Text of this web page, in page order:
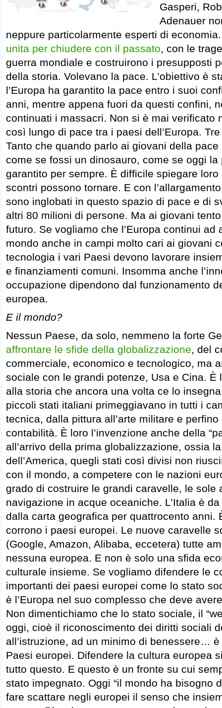
Gasperi,
Adenauer
neppure particolarmente esperti di
unita per chiudere con il passato, con le
guerra mondiale e costruirono i presupposti
della storia. Volevano la pace. L’obiettivo è
l’Europa ha garantito la pace entro i suoi
anni, mentre appena fuori da questi confini,
continuati i massacri. Non si è mai verificato
così lungo di pace tra i paesi dell’Europa.
Tanto che quando parlo ai giovani della
come se fossi un dinosauro, come se oggi
garantito per sempre. È difficile spiegare
scontri possono tornare. E con
sono inglobati in questo spazio di pace e di
altri 80 milioni di persone. Ma ai giovani
futuro. Se vogliamo che l’Europa continui ad
mondo anche in campi molto cari ai giovani
tecnologia i vari Paesi devono lavorare
e finanziamenti comuni. Insomma anche
occupazione dipendono dal funzionamento
europea.
E il mondo?
Nessun Paese, da solo, nemmeno la forte
affrontare le sfide della globalizzazione, del
commerciale, economico e tecnologico, ma
sociale con le grandi potenze, Usa e Cina. È
alla storia che ancora una volta ce lo
piccoli stati italiani primeggiavano in tutti i
tecnica, dalla pittura all’arte militare e
contabilità. È loro l’invenzione anche della
all’arrivo della prima globalizzazione, ossia
dell’America, quegli stati così divisi non
con il mondo, a competere con le nazioni
grado di costruire le grandi caravelle, le sole
navigazione in acque oceaniche. L’Italia è
dalla carta geografica per quattrocento anni.
corrono i paesi europei. Le nuove caravelle
(Google, Amazon, Alibaba, eccetera) tutte
nessuna europea. E non è solo una sfida
culturale insieme. Se vogliamo difendere le
importanti dei paesi europei come lo stato
è l’Europa nel suo complesso che deve
Non dimentichiamo che lo stato sociale, il
oggi, cioè il riconoscimento dei diritti sociali
all’istruzione, ad un minimo di benessere…
Paesi europei. Difendere la cultura europea
tutto questo. E questo è un fronte su cui
stato impegnato. Oggi “il mondo ha bisogno
fare scattare negli europei il senso che